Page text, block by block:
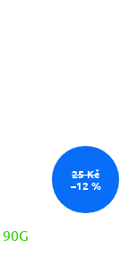
25 Kč
–12 %